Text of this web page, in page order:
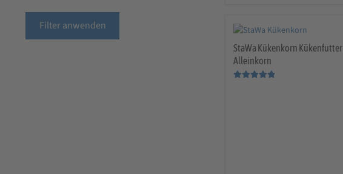
StaWa Kükenkorn Kükenfutter
Alleinkorn
Filter anwenden